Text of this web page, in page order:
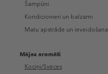
Šampūni
Kondicionieri un balzami
Matu apstrāde un ieveidošana
Mājas aromāti
Kociņi/Sveces